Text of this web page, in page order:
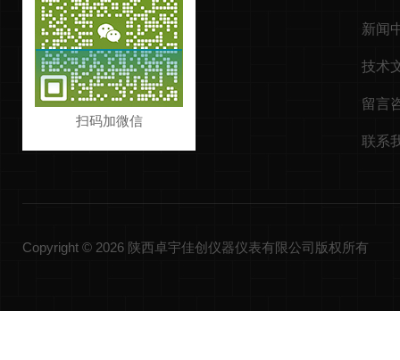
扫码加微信
新闻
技术
留言
联系
Copyright © 2026 陕西卓宇佳创仪器仪表有限公司版权所有